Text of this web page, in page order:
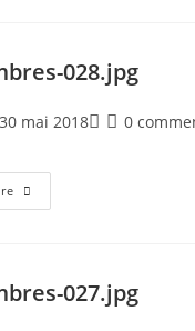
028.jpg
30 mai 2018 0
027.jpg